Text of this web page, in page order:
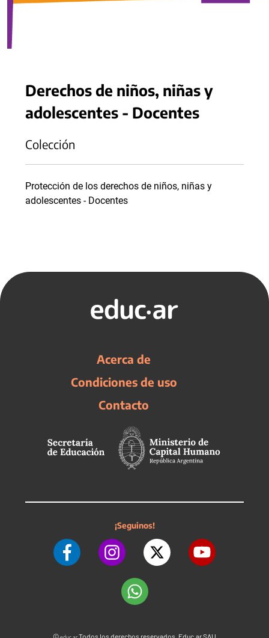
Derechos de niños, niñas y
adolescentes - Docentes
Colección
Protección de los derechos de niños, niñas y
adolescentes - Docentes
Acerca de
Condiciones de uso
Contacto
¡Seguinos!
© Todos los derechos reservados. Educ.ar SAU